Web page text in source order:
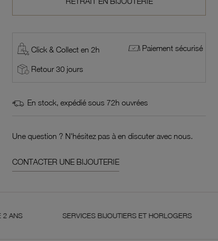
Click & Collect en 2h Paiement sécurisé
Retour 30 jours
En stock, expédié sous 72h ouvrées
Une question ? N'hésitez pas à en discuter avec nous.
CONTACTER UNE BIJOUTERIE
SERVICES BIJOUTIERS ET HORLOGERS